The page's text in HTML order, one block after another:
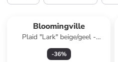
Bloomingville
Plaid "Lark" beige/geel -
(L)160 x (B)130 cm
-36%